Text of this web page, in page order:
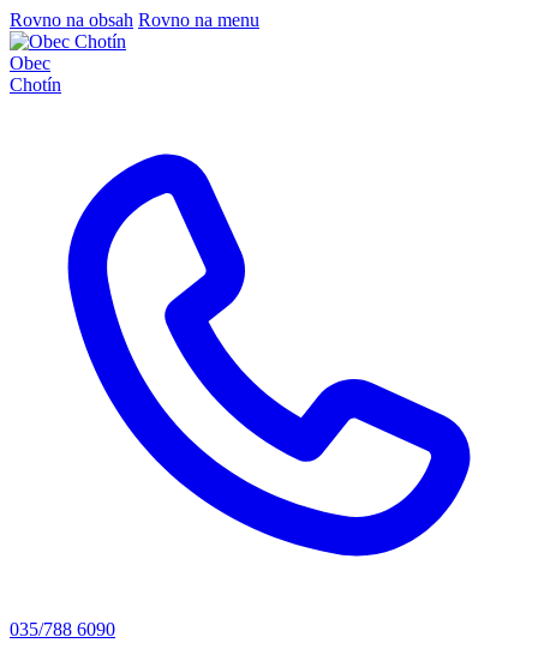
Rovno na obsah Rovno na menu
Obec
Chotín
035/788 6090